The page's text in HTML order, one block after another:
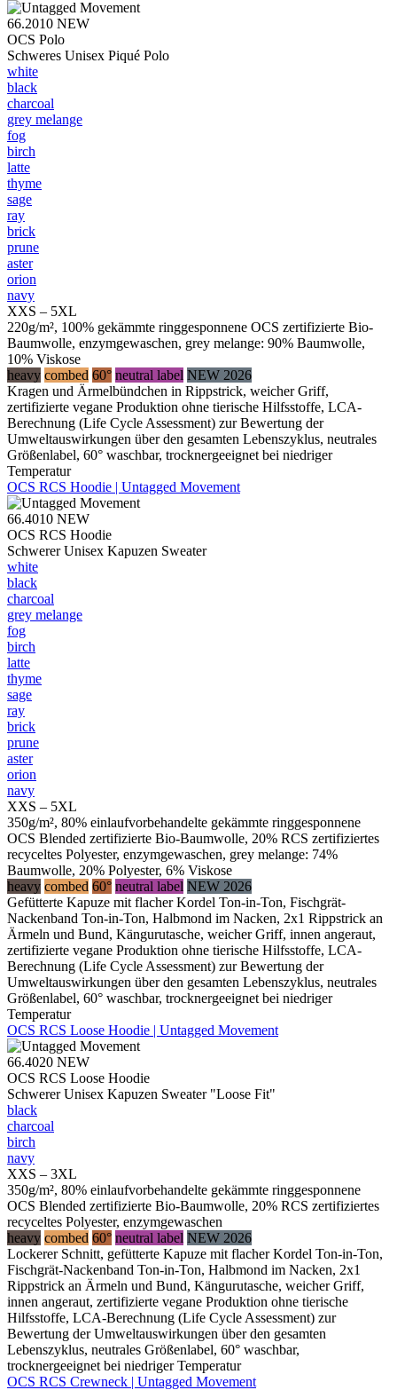
66.2010 NEW
OCS Polo
Schweres Unisex Piqué Polo
white
black
charcoal
grey melange
fog
birch
latte
thyme
sage
ray
brick
prune
aster
orion
navy
XXS – 5XL
220g/m², 100% gekämmte ringgesponnene OCS zertifizierte Bio-
Baumwolle, enzymgewaschen, grey melange: 90% Baumwolle,
10% Viskose
heavy combed 60° neutral label NEW 2026
Kragen und Ärmelbündchen in Rippstrick, weicher Griff,
zertifizierte vegane Produktion ohne tierische Hilfsstoffe, LCA-
Berechnung (Life Cycle Assessment) zur Bewertung der
Umweltauswirkungen über den gesamten Lebenszyklus, neutrales
Größenlabel, 60° waschbar, trocknergeeignet bei niedriger
Temperatur
OCS RCS Hoodie | Untagged Movement
66.4010 NEW
OCS RCS Hoodie
Schwerer Unisex Kapuzen Sweater
white
black
charcoal
grey melange
fog
birch
latte
thyme
sage
ray
brick
prune
aster
orion
navy
XXS – 5XL
350g/m², 80% einlaufvorbehandelte gekämmte ringgesponnene
OCS Blended zertifizierte Bio-Baumwolle, 20% RCS zertifiziertes
recyceltes Polyester, enzymgewaschen, grey melange: 74%
Baumwolle, 20% Polyester, 6% Viskose
heavy combed 60° neutral label NEW 2026
Gefütterte Kapuze mit flacher Kordel Ton-in-Ton, Fischgrät-
Nackenband Ton-in-Ton, Halbmond im Nacken, 2x1 Rippstrick an
Ärmeln und Bund, Kängurutasche, weicher Griff, innen angeraut,
zertifizierte vegane Produktion ohne tierische Hilfsstoffe, LCA-
Berechnung (Life Cycle Assessment) zur Bewertung der
Umweltauswirkungen über den gesamten Lebenszyklus, neutrales
Größenlabel, 60° waschbar, trocknergeeignet bei niedriger
Temperatur
OCS RCS Loose Hoodie | Untagged Movement
66.4020 NEW
OCS RCS Loose Hoodie
Schwerer Unisex Kapuzen Sweater "Loose Fit"
black
charcoal
birch
navy
XXS – 3XL
350g/m², 80% einlaufvorbehandelte gekämmte ringgesponnene
OCS Blended zertifizierte Bio-Baumwolle, 20% RCS zertifiziertes
recyceltes Polyester, enzymgewaschen
heavy combed 60° neutral label NEW 2026
Lockerer Schnitt, gefütterte Kapuze mit flacher Kordel Ton-in-Ton,
Fischgrät-Nackenband Ton-in-Ton, Halbmond im Nacken, 2x1
Rippstrick an Ärmeln und Bund, Kängurutasche, weicher Griff,
innen angeraut, zertifizierte vegane Produktion ohne tierische
Hilfsstoffe, LCA-Berechnung (Life Cycle Assessment) zur
Bewertung der Umweltauswirkungen über den gesamten
Lebenszyklus, neutrales Größenlabel, 60° waschbar,
trocknergeeignet bei niedriger Temperatur
OCS RCS Crewneck | Untagged Movement